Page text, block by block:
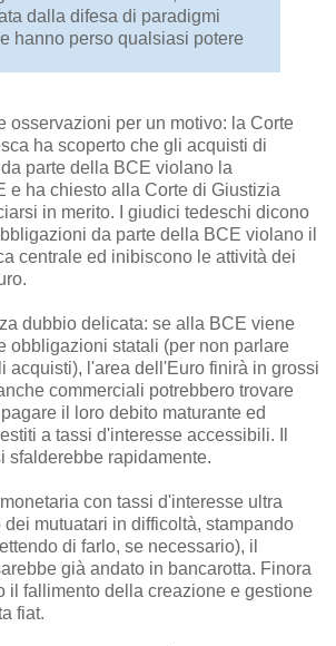
dalla difesa di paradigmi
hanno perso qualsiasi potere
osservazioni per un motivo: la Corte
ha scoperto che gli acquisti di
parte della BCE violano la
e ha chiesto alla Corte di Giustizia
in merito. I giudici tedeschi dicono
da parte della BCE violano il
centrale ed inibiscono le attività dei
dubbio delicata: se alla BCE viene
obbligazioni statali (per non parlare
acquisti), l'area dell'Euro finirà in grossi
commerciali potrebbero trovare
il loro debito maturante ed
a tassi d'interesse accessibili. Il
sfalderebbe rapidamente.
con tassi d'interesse ultra
mutuatari in difficoltà, stampando
di farlo, se necessario), il
già andato in bancarotta. Finora
il fallimento della creazione e gestione
fiat.